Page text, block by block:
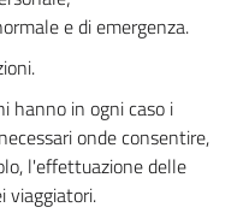
DEI LAVORI E
e di emergenza.
hanno in ogni caso i
onde consentire,
l'effettuazione delle
viaggiatori.